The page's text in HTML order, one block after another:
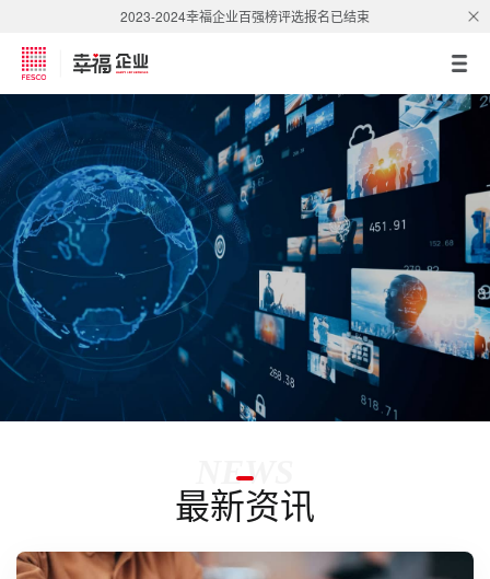
2023-2024幸福企业百强榜评选报名已结束
NEWS
最新资讯